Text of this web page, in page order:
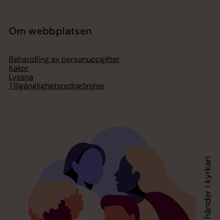
Om webbplatsen
Behandling av personuppgifter
Kakor
Lyssna
Tillgänglighetsredogörelse